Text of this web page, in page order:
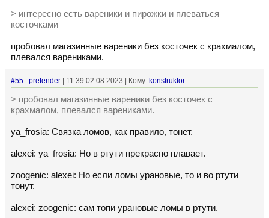
> интересно есть вареники и пирожки и плеваться
косточками
пробовал магазинные вареники без косточек с крахмалом,
плевался варениками.
#55 pretender | 11:39 02.08.2023 | Кому: konstruktor
> пробовал магазинные вареники без косточек с
крахмалом, плевался варениками.
ya_frosia: Связка ломов, как правило, тонет.
alexei: ya_frosia: Но в ртути прекрасно плавает.
zoogenic: alexei: Но если ломы урановые, то и во ртути
тонут.
alexei: zoogenic: сам топи урановые ломы в ртути.